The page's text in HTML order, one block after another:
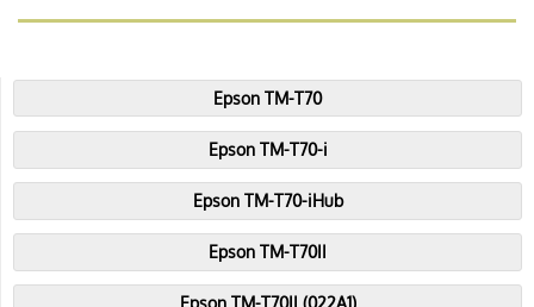
Epson TM-T70
Epson TM-T70-i
Epson TM-T70-iHub
Epson TM-T70II